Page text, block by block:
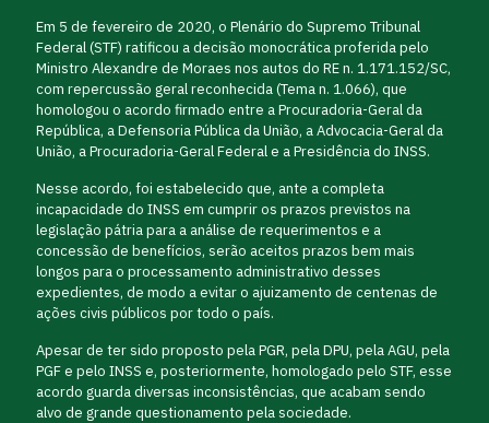
Em 5 de fevereiro de 2020, o Plenário do Supremo Tribunal
Federal (STF) ratificou a decisão monocrática proferida pelo
Ministro Alexandre de Moraes nos autos do RE n. 1.171.152/SC,
com repercussão geral reconhecida (Tema n. 1.066), que
homologou o acordo firmado entre a Procuradoria-Geral da
República, a Defensoria Pública da União, a Advocacia-Geral da
União, a Procuradoria-Geral Federal e a Presidência do INSS.
Nesse acordo, foi estabelecido que, ante a completa
incapacidade do INSS em cumprir os prazos previstos na
legislação pátria para a análise de requerimentos e a
concessão de benefícios, serão aceitos prazos bem mais
longos para o processamento administrativo desses
expedientes, de modo a evitar o ajuizamento de centenas de
ações civis públicos por todo o país.
Apesar de ter sido proposto pela PGR, pela DPU, pela AGU, pela
PGF e pelo INSS e, posteriormente, homologado pelo STF, esse
acordo guarda diversas inconsistências, que acabam sendo
alvo de grande questionamento pela sociedade.